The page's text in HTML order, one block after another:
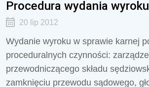
Procedura wydania wyroku
20 lip 2012
Wydanie wyroku w sprawie karnej
proceduralnych czynności:
przewodniczącego składu
zamknięciu przewodu sądowego,